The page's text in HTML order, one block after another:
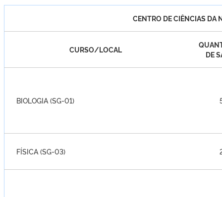
CENTRO DE CIÊNCIAS
CURSO/LOCAL
DE
BIOLOGIA (SG-01)
FÍSICA (SG-03)